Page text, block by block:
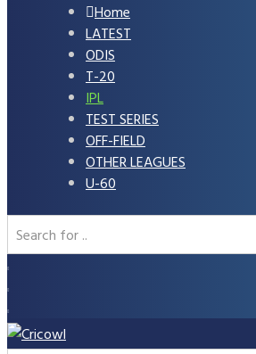
Home
LATEST
ODIS
T-20
IPL
TEST SERIES
OFF-FIELD
OTHER LEAGUES
U-60